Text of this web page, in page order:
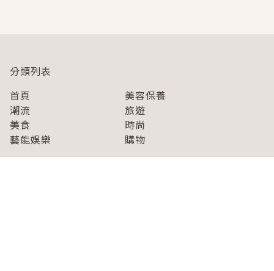
分類列表
首頁
美容保養
潮流
旅遊
美食
時尚
藝能娛樂
購物